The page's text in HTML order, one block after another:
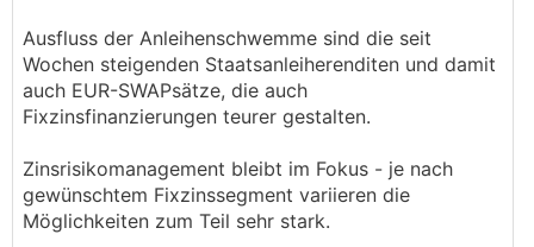
Ausfluss der Anleihenschwemme sind die seit
Wochen steigenden Staatsanleiherenditen und damit
auch EUR-SWAPsätze, die auch
Fixzinsfinanzierungen teurer gestalten.
Zinsrisikomanagement bleibt im Fokus - je nach
gewünschtem Fixzinssegment variieren die
Möglichkeiten zum Teil sehr stark.